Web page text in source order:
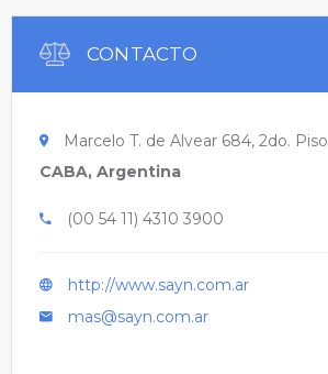
CONTACTO
Marcelo T. de Alvear 684, 2do. Piso
CABA, Argentina
(00 54 11) 4310 3900
http://www.sayn.com.ar
mas@sayn.com.ar